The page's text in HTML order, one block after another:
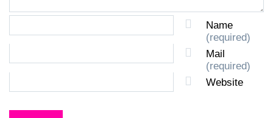
Name
(required)
Mail
(required)
Website